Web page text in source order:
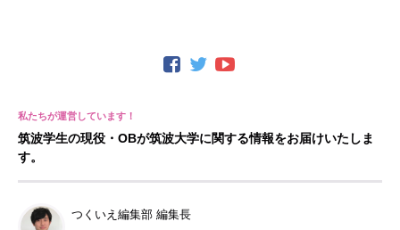
筑波学生の現役・OBが筑波大学に関する情報をお届けいたしま
す。
つくいえ編集部 編集長